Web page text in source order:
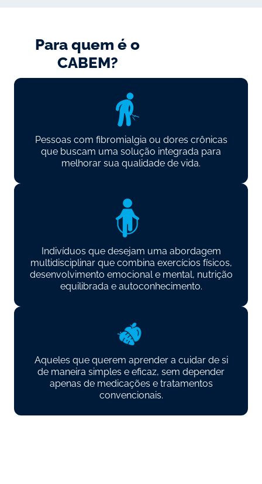
Para quem é o
CABEM?​
Pessoas com fibromialgia ou dores crônicas
que buscam uma solução integrada para
melhorar sua qualidade de vida.
Indivíduos que desejam uma abordagem
multidisciplinar que combina exercícios físicos,
desenvolvimento emocional e mental, nutrição
equilibrada e autoconhecimento.
Aqueles que querem aprender a cuidar de si
de maneira simples e eficaz, sem depender
apenas de medicações e tratamentos
convencionais.